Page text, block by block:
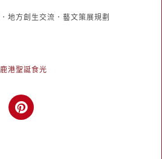
地方創生交流．藝文策展規劃
鹿港聖誕食光